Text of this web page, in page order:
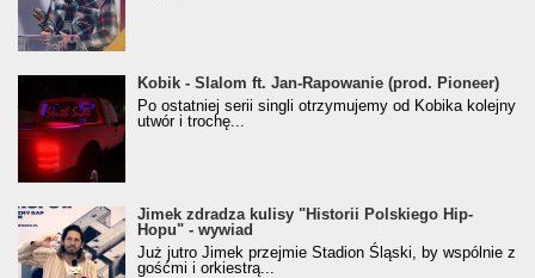
Kobik - Slalom ft. Jan-Rapowanie (prod. Pioneer)
[Official Music Visualiser]
Kobik - Slalom ft. Jan-Rapowanie (prod. Pioneer)
Po ostatniej serii singli otrzymujemy od Kobika kolejny
utwór i trochę...
Jimek zdradza kulisy "Historii Polskiego Hip-
Hopu" - wywiad
Jimek zdradza kulisy "Historii Polskiego Hip-
Hopu" - wywiad
Już jutro Jimek przejmie Stadion Śląski, by wspólnie z
gośćmi i orkiestrą...